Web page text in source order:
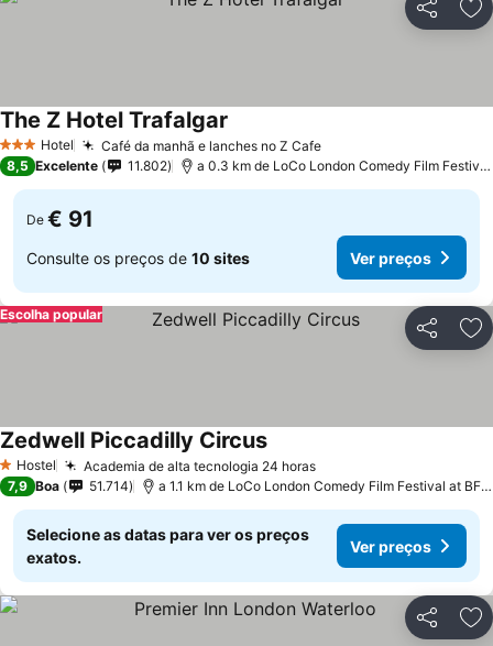
Partilhar
3 EstrelasHotel Café da manhã e lanches no Z CafeVer preços
The Z Hotel Trafalgar
8,5 Excelente 11.802 a 0.3 km de LoCo London Comedy Film
De € 91
Consulte os preços de 10 sites Ver preços
Partilhar
Escolha popular
1 Estrelas
Hostel Academia de alta tecnologia 24 horasVer preços
Zedwell Piccadilly CircusVer preços
7,9 Boa 51.714 a 1.1 km de LoCo London Comedy Film Festival at BFI
Selecione as datas para ver os preços
exatos.
Ver preços
Partilhar